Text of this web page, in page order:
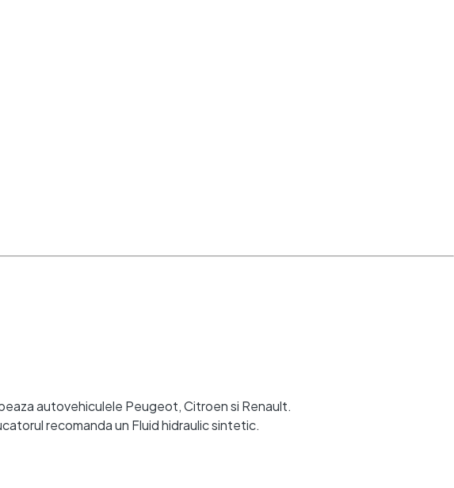
autovehiculele Peugeot, Citroen si Renault.
recomanda un Fluid hidraulic sintetic.